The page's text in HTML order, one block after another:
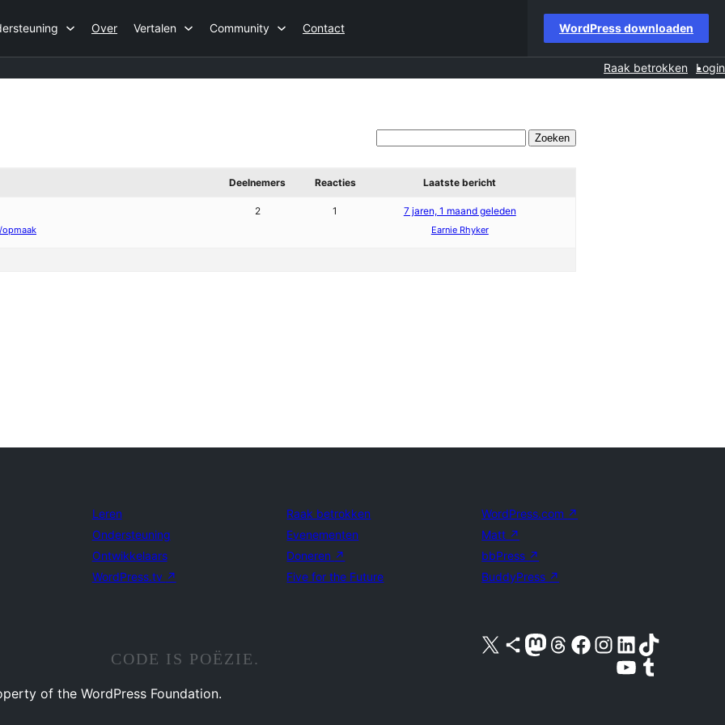
Over Vertalen Community Contact WordPress downloaden
Raak betrokken Login
Deelnemers Reacties Laatste bericht
opmaak
2 1 7 jaren, 1 maand geleden
Earnie Rhyker
Leren
Ondersteuning
Ontwikkelaars
WordPress.tv ↗
Raak betrokken
Evenementen
Doneren ↗
Five for the Future
WordPress.com ↗
Matt ↗
bbPress ↗
BuddyPress ↗
Bezoek ons X (voorheen Twitter) account
Bezoek ons Bluesky account
Bezoek ons Mastodon account
Bezoek ons Threads account
Onze Facebook pagina bezoeken
Bezoek ons Instagram account
Bezoek ons LinkedIn account
Bezoek ons TikTok account
Bezoek ons YouTube kanaalBezoek ons Tumblr account
CODE IS POËZIE.
of the WordPress Foundation.